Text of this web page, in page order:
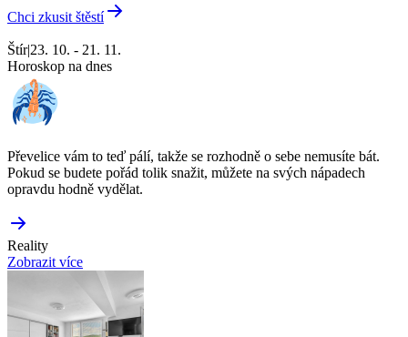
Chci zkusit štěstí
Štír|23. 10. - 21. 11.
Horoskop na dnes
Převelice vám to teď pálí, takže se rozhodně o sebe nemusíte bát.
Pokud se budete pořád tolik snažit, můžete na svých nápadech
opravdu hodně vydělat.
Reality
Zobrazit více